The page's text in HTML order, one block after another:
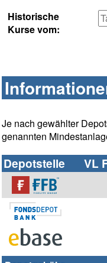
Historische
Kurse vom:
Je nach gewählter
genannten
Depotstelle VL